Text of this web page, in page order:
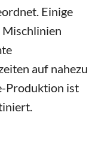
Einige
Mischlinien
auf nahezu
Produktion ist